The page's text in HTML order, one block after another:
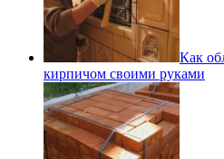
Как
кирпичом своими руками